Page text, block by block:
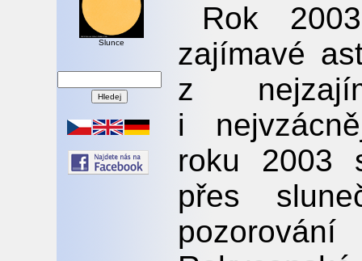
Slunce
Rok
zajímavé
z
i
roku 2003
přes